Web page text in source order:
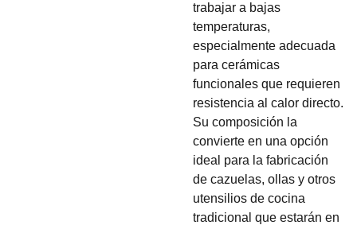
trabajar a bajas
temperaturas,
especialmente adecuada
para cerámicas
funcionales que requieren
resistencia al calor directo.
Su composición la
convierte en una opción
ideal para la fabricación
de cazuelas, ollas y otros
utensilios de cocina
tradicional que estarán en